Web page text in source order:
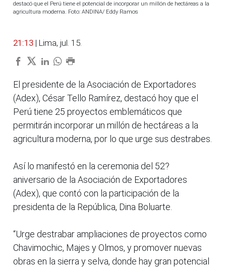
destacó que el Perú tiene el potencial de incorporar un millón de hectáreas a la
agricultura moderna. Foto: ANDINA/ Eddy Ramos
21:13 | Lima, jul. 15.
El presidente de la Asociación de Exportadores
(Adex), César Tello Ramírez, destacó hoy que el
Perú tiene 25 proyectos emblemáticos que
permitirán incorporar un millón de hectáreas a la
agricultura moderna, por lo que urge sus destrabes.
Así lo manifestó en la ceremonia del 52?
aniversario de la Asociación de Exportadores
(Adex), que contó con la participación de la
presidenta de la República, Dina Boluarte.
“Urge destrabar ampliaciones de proyectos como
Chavimochic, Majes y Olmos, y promover nuevas
obras en la sierra y selva, donde hay gran potencial